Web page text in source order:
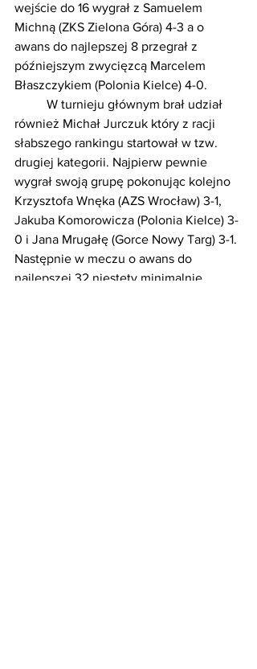
wejście do 16 wygrał z Samuelem
Michną (ZKS Zielona Góra) 4-3 a o
awans do najlepszej 8 przegrał z
późniejszym zwycięzcą Marcelem
Błaszczykiem (Polonia Kielce) 4-0.
również Michał Jurczuk który z racji
słabszego rankingu startował w tzw.
drugiej kategorii. Najpierw pewnie
wygrał swoją grupę pokonując kolejno
Krzysztofa Wnęka (AZS Wrocław) 3-1,
Jakuba Komorowicza (Polonia Kielce) 3-
0 i Jana Mrugałę (Gorce Nowy Targ) 3-1.
Następnie w meczu o awans do
najlepszej 32 niestety minimalnie